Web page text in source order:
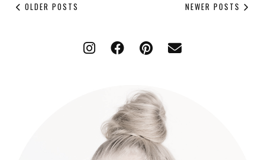
OLDER POSTS NEWER POSTS